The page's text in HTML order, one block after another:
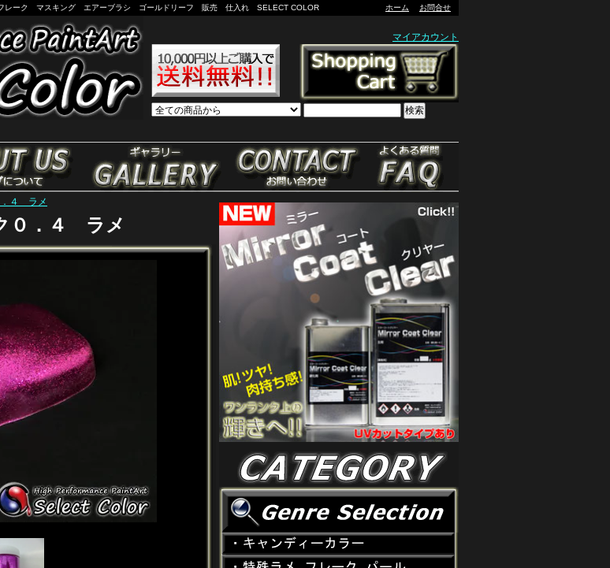
ク マスキング エアーブラシ ゴールドリーフ 販売 仕入れ SELECT COLOR ホーム お問合せ
マイアカウント
検索
．４ ラメ
０．４ ラメ